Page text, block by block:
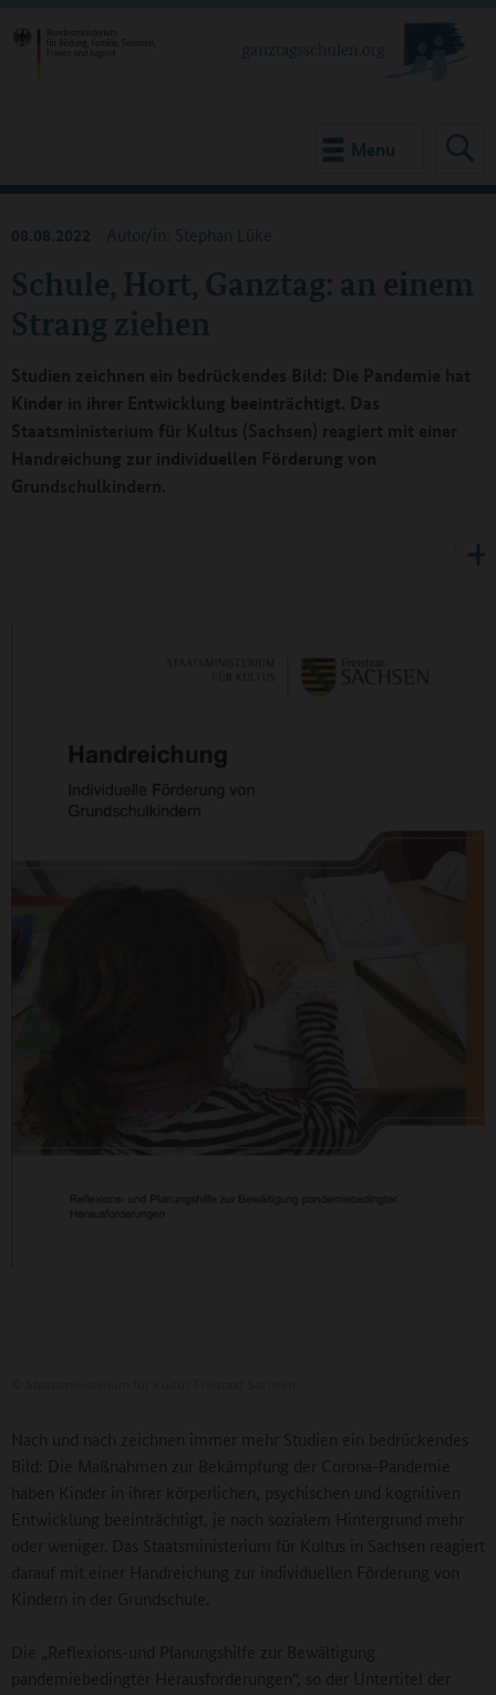
Menu
Schule, Hort, Ganztag: an einem
Strang ziehen
08.08.2022 Autor/in: Stephan Lüke
Studien zeichnen ein bedrückendes Bild: Die Pandemie hat
Kinder in ihrer Entwicklung beeinträchtigt. Das
Staatsministerium für Kultus (Sachsen) reagiert mit einer
Handreichung zur individuellen Förderung von
Grundschulkindern.
Nach und nach zeichnen immer mehr Studien ein bedrückendes
Bild: Die Maßnahmen zur Bekämpfung der Corona-Pandemie
haben Kinder in ihrer körperlichen, psychischen und kognitiven
Entwicklung beeinträchtigt, je nach sozialem Hintergrund mehr
oder weniger. Das Staatsministerium für Kultus in Sachsen reagiert
darauf mit einer Handreichung zur individuellen Förderung von
Kindern in der Grundschule.
Die „Reflexions-und Planungshilfe zur Bewältigung
pandemiebedingter Herausforderungen“, so der Untertitel der